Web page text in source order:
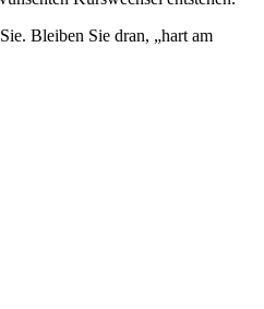
Bleiben Sie dran, „hart am